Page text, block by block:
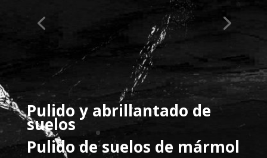
Pulido y abrillantado de
suelos
Pulido de suelos de mármol